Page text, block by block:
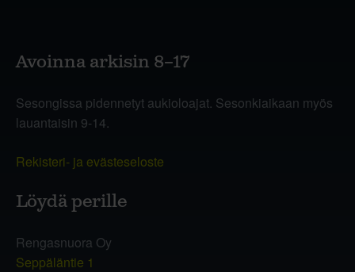
Avoinna arkisin 8–17
Sesongissa pidennetyt aukioloajat. Sesonkiaikaan myös
lauantaisin 9-14.
Rekisteri- ja evästeseloste
Löydä perille
Rengasnuora Oy
Seppäläntie 1